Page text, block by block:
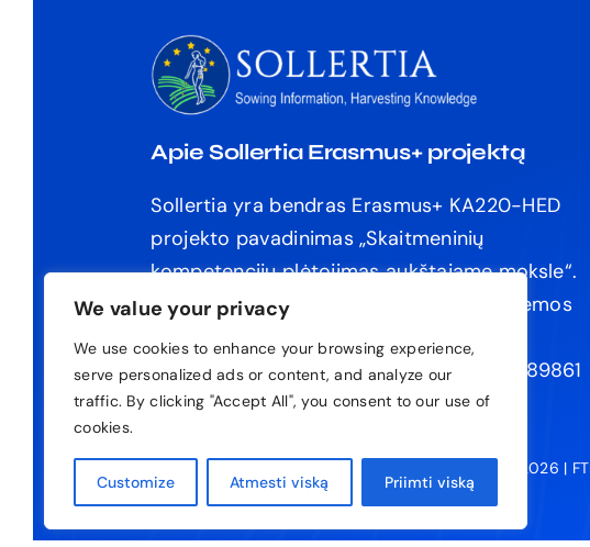
We value your privacy
We use cookies to enhance your browsing experience,
serve personalized ads or content, and analyze our
traffic. By clicking "Accept All", you consent to our use of
cookies.
Customize Atmesti viską Priimti viską
Apie Sollertia Erasmus+ projektą
Sollertia yra bendras Erasmus+ KA220-HED
projekto pavadinimas „Skaitmeninių
kompetencijų plėtojimas aukštajamemoksle“.
Tai taip pat yra mokymosi valdymo sistemos
(LMS) pavadinimas.
Kodas:2022-1-ES01-KA220-HED-000089861
© Autorių teisės 2026 |